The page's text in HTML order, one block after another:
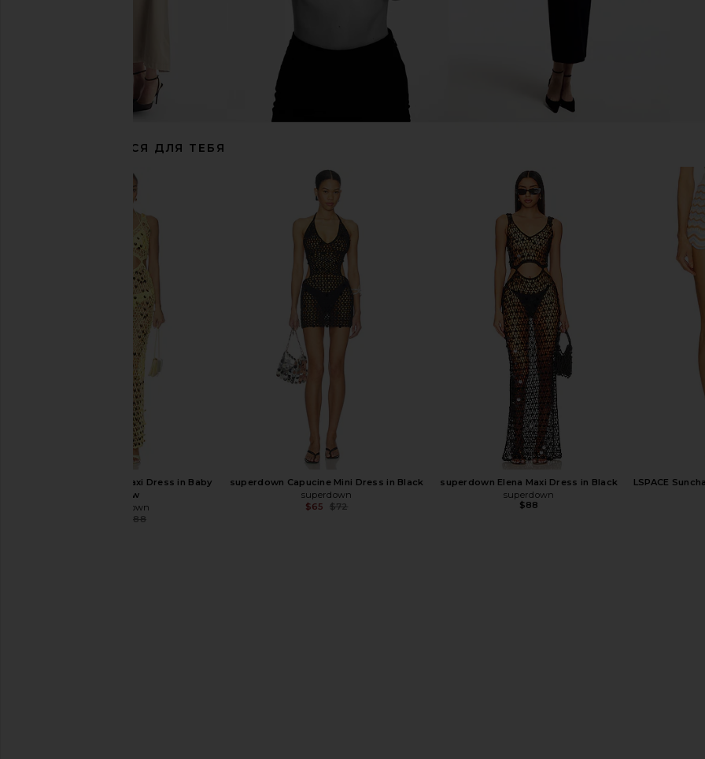
MORE TO COME Elliana Crochet Mini
Skirt in White
MORE TO COME
superdown Coralie Skirt Set in Baby
Yellow
superdown
SNDYS Odessa Knit Maxi Dress in
Mango Ombre
SNDYS
$115
BEACH
РЕКОМЕНДУЕТСЯ ДЛЯ ТЕБЯ
superdown Elena Maxi Dress in Baby
Yellow
superdown
$88
superdown Capucine Mini Dress in Black
superdown
$65
$72
superdown Elena Maxi Dress in Black
superdown
$88
LSPACE